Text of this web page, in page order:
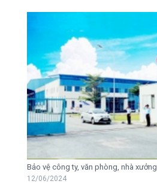
Bảo vệ công ty, văn phòng, nhà xưởng
12/06/2024